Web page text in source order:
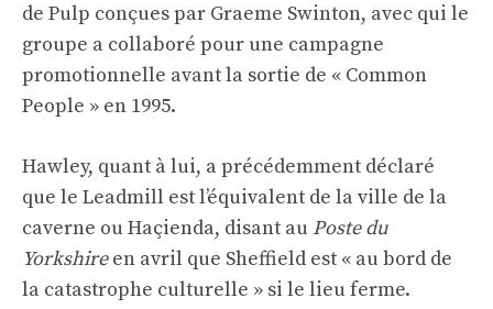
de Pulp conçues par Graeme Swinton, avec qui le
groupe a collaboré pour une campagne
promotionnelle avant la sortie de « Common
People » en 1995.
Hawley, quant à lui, a précédemment déclaré
que le Leadmill est l’équivalent de la ville de la
caverne ou Haçienda, disant au Poste du
Yorkshireen avril que Sheffield est « au bord de
la catastrophe culturelle » si le lieu ferme.